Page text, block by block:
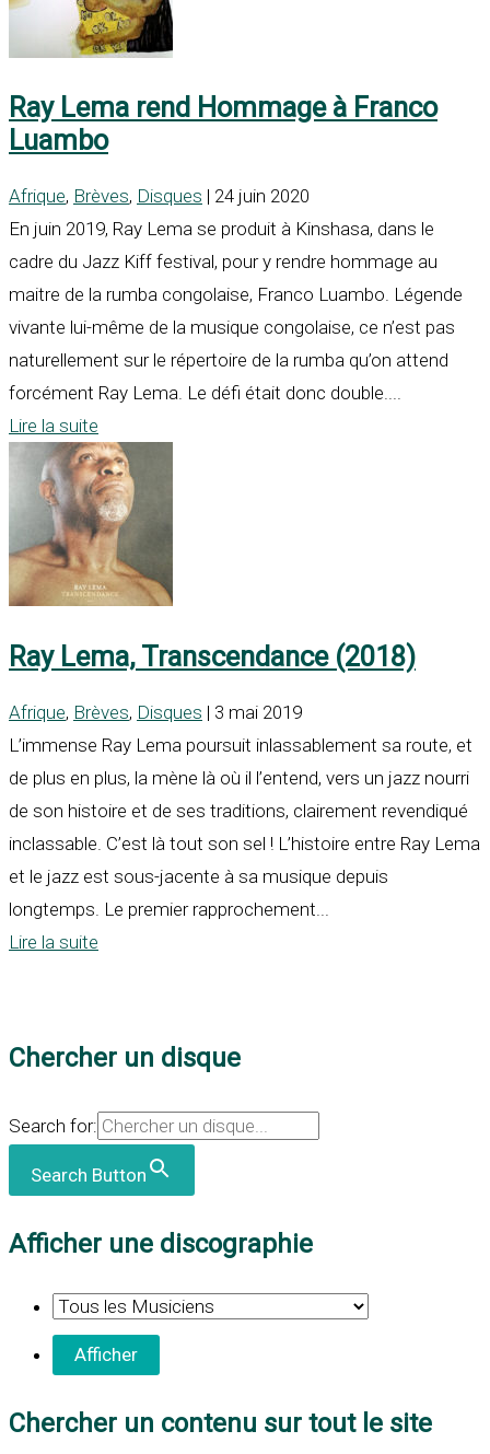
Ray Lema rend Hommage à Franco
Luambo
Afrique, Brèves, Disques | 24 juin 2020
En juin 2019, Ray Lema se produit à Kinshasa, dans le
cadre du Jazz Kiff festival, pour y rendre hommage au
maitre de la rumba congolaise, Franco Luambo. Légende
vivante lui-même de la musique congolaise, ce n’est pas
naturellement sur le répertoire de la rumba qu’on attend
forcément Ray Lema. Le défi était donc double....
Lire la suite
Ray Lema, Transcendance (2018)
Afrique, Brèves, Disques | 3 mai 2019
L’immense Ray Lema poursuit inlassablement sa route, et
de plus en plus, la mène là où il l’entend, vers un jazz nourri
de son histoire et de ses traditions, clairement revendiqué
inclassable. C’est là tout son sel ! L’histoire entre Ray Lema
et le jazz est sous-jacente à sa musique depuis
longtemps. Le premier rapprochement...
Lire la suite
Chercher un disque
Search for:
Search Button
Afficher une discographie
Chercher un contenu sur tout le site